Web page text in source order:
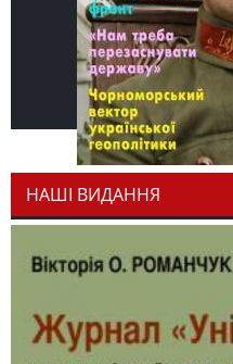
НАШІ ВИДАННЯ